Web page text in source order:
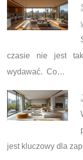
czasie nie jest
wydawać. Co…
jest kluczowy dla